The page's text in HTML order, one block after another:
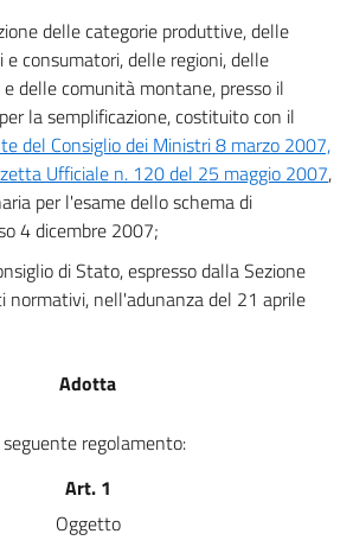
delle categorie produttive, delle
consumatori, delle regioni, delle
delle comunità montane, presso il
la semplificazione, costituito con il
del Consiglio dei Ministri 8 marzo 2007,
Ufficiale n. 120 del 25 maggio 2007,
per l'esame dello schema di
4 dicembre 2007;
di Stato, espresso dalla Sezione
normativi, nell'adunanza del 21 aprile
Adotta
regolamento:
Art. 1
Oggetto